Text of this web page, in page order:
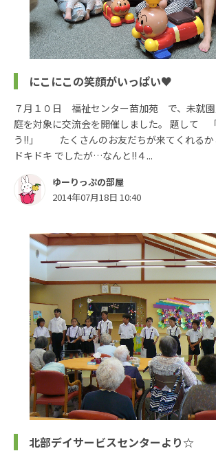
にこにこの笑顔がいっぱい♥
７月１０日 福祉センター苗加苑 で、未就園
庭を対象に交流会を開催しました。 題して
う!!」 たくさんのお友だちが来てくれるか
ドキドキ でしたが…なんと!!４...
ゆーりっぷの部屋
2014年07月18日 10:40
北部デイサービスセンターより☆